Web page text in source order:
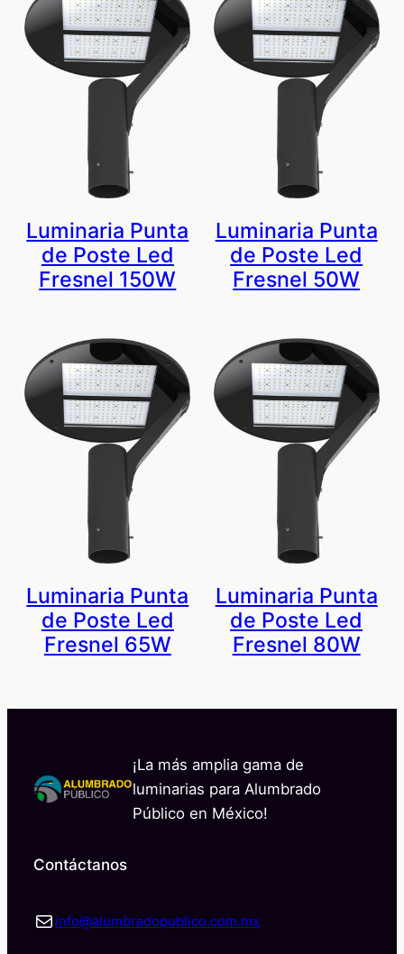
Luminaria Punta
de Poste Led
Fresnel 150W
Luminaria Punta
de Poste Led
Fresnel 50W
Luminaria Punta
de Poste Led
Fresnel 65W
Luminaria Punta
de Poste Led
Fresnel 80W
¡La más amplia gama de
luminarias para Alumbrado
Público en México!
Contáctanos
Correo electrónico info@alumbradopublico.com.mx